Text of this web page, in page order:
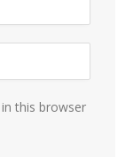
this browser